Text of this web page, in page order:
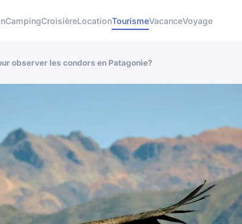
CampingCroisièreLocationTourismeVacanceVoyage
observer les condors en Patagonie?